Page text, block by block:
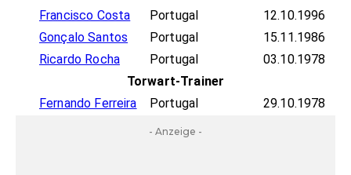
Francisco Costa
Portugal
12.10.1996
Gonçalo Santos
Portugal
15.11.1986
Ricardo Rocha
Portugal
03.10.1978
Torwart-Trainer
Fernando Ferreira
Portugal 29.10.1978
- Anzeige -